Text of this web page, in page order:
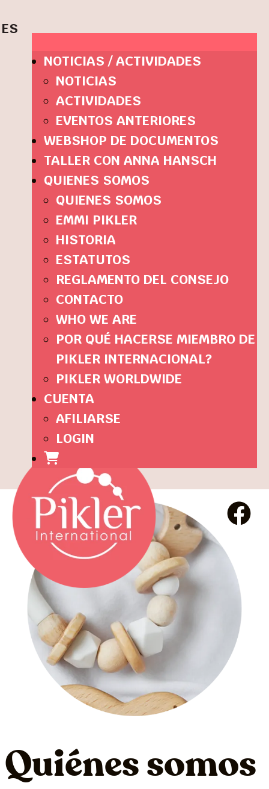
NOTICIAS / ACTIVIDADES
NOTICIAS
ACTIVIDADES
EVENTOS ANTERIORES
WEBSHOP DE DOCUMENTOS
TALLER CON ANNA HANSCH
QUIENES SOMOS
QUIENES SOMOS
EMMI PIKLER
HISTORIA
ESTATUTOS
REGLAMENTO DEL CONSEJO
CONTACTO
WHO WE ARE
POR QUÉ HACERSE MIEMBRO DE
PIKLER INTERNACIONAL?
PIKLER WORLDWIDE
CUENTA
AFILIARSE
LOGIN
ES
Quiénes somos